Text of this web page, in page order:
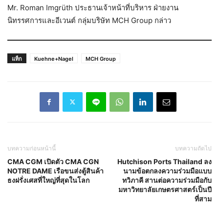
Mr. Roman Imgrüth ประธานเจ้าหน้าที่บริหาร ฝ่ายงาน
นิทรรศการและอีเวนต์ กลุ่มบริษัท MCH Group กล่าว
แท็ก Kuehne+Nagel MCH Group
บทความก่อนหน้านี้
CMA CGM เปิดตัว CMA CGN
NOTRE DAME เรือขนส่งตู้สินค้า
ธงฝรั่งเศสที่ใหญ่ที่สุดในโลก
บทความถัดไป
Hutchison Ports Thailand ลง
นามข้อตกลงความร่วมมือแบบ
ทวิภาคี สานต่อความร่วมมือกับ
มหาวิทยาลัยเกษตรศาสตร์เป็นปี
ที่สาม